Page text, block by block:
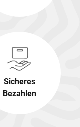
Sicheres
Bezahlen